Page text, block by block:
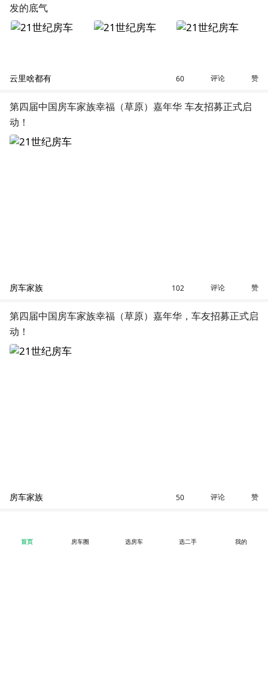
发的底气
云里啥都有 60 评论 赞
第四届中国房车家族幸福（草原）嘉年华 车友招募正式启
动！
房车家族 102 评论 赞
第四届中国房车家族幸福（草原）嘉年华，车友招募正式启
动！
房车家族 50 评论 赞
首页 房车圈 选房车 选二手 我的